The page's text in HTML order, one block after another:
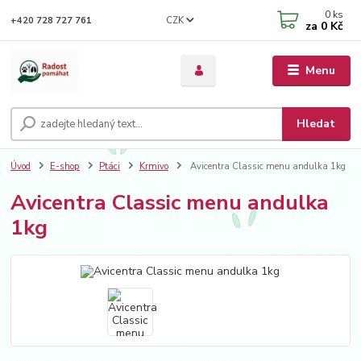
Menu
CZK
Hledat
+420 728 727 761 0 ks
za 0 Kč
Úvod E-shop Ptáci Krmivo Avicentra Classic menu andulka 1kg
Avicentra Classic menu andulka
1kg